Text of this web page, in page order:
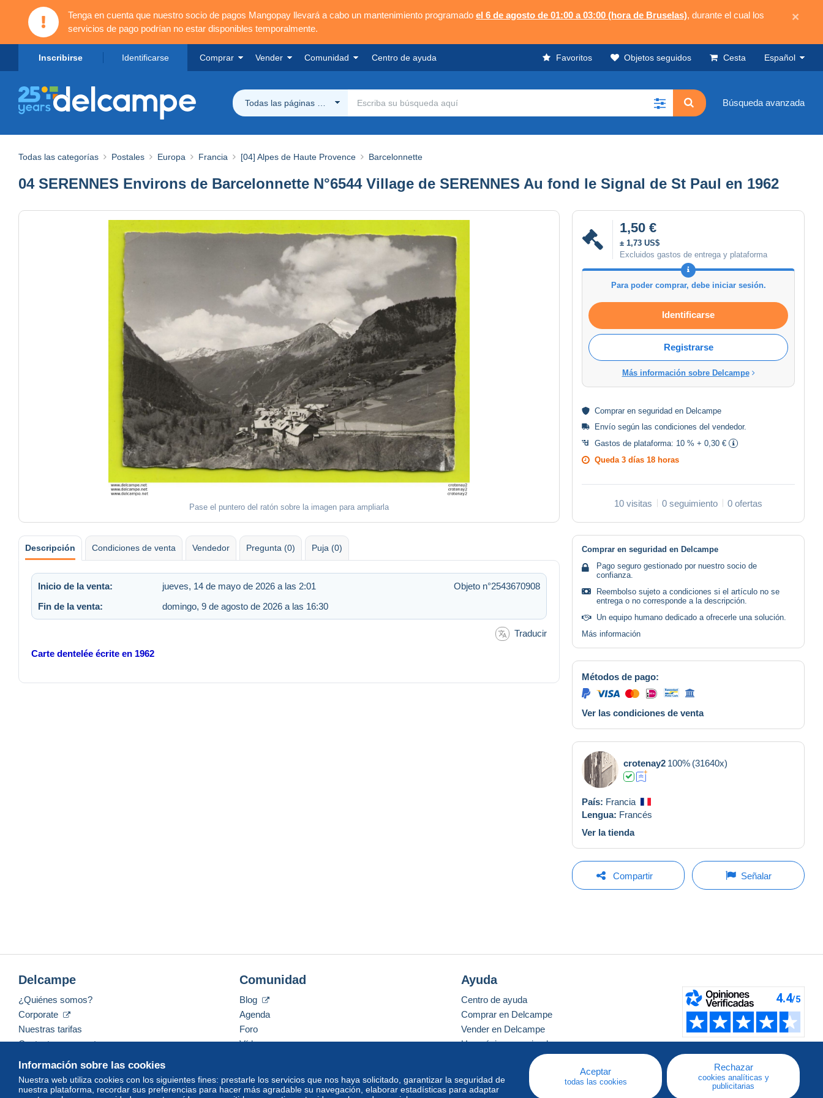
Tenga en cuenta que nuestro socio de pagos Mangopay llevará a cabo un mantenimiento programado el 6 de agosto de 01:00 a 03:00 (hora de Bruselas), durante el cual los
servicios de pago podrían no estar disponibles temporalmente.
×
Inscribirse Identificarse Comprar Vender Comunidad Centro de ayuda Favoritos Objetos seguidos Cesta Español
Todas las páginas Delcampe Búsqueda avanzada
Todas las categorías Postales Europa Francia [04] Alpes de Haute Provence Barcelonnette
04 SERENNES Environs de Barcelonnette N°6544 Village de SERENNES Au fond le Signal de St Paul en 1962
Pase el puntero del ratón sobre la imagen para ampliarla
1,50 €
± 1,73 US$
Excluidos gastos de entrega y plataforma
Para poder comprar, debe iniciar sesión.
Identificarse
Registrarse
Más información sobre Delcampe
Comprar en seguridad en Delcampe
Envío según las condiciones del vendedor.
Gastos de plataforma: 10 % + 0,30 €
Queda 3 días 18 horas
10 visitas 0 seguimiento 0 ofertas
Descripción Condiciones de venta Vendedor Pregunta (0) Puja (0)
Inicio de la venta: jueves, 14 de mayo de 2026 a las 2:01
Objeto n°2543670908
Fin de la venta:
domingo, 9 de agosto de 2026 a las 16:30
Traducir
Carte dentelée écrite en 1962
Comprar en seguridad en Delcampe
Pago seguro gestionado por nuestro socio de
confianza.
Reembolso sujeto a condiciones si el artículo no se
entrega o no corresponde a la descripción.
Un equipo humano dedicado a ofrecerle una solución.
Más información
Métodos de pago:
Ver las condiciones de venta
crotenay2 100% (31640x)
País: Francia
Lengua: Francés
Ver la tienda
Compartir Señalar
Información sobre las cookies
Nuestra web utiliza cookies con los siguientes fines: prestarle los servicios que nos haya solicitado, garantizar la seguridad de
nuestra plataforma, recordar sus preferencias para hacer más agradable su navegación, elaborar estadísticas para adaptar
Aceptar
todas las cookies
Rechazar
cookies analíticas y
publicitarias
Delcampe
¿Quiénes somos?
Corporate
Nuestras tarifas
Contacte con nosotros
Comunidad
Blog
Agenda
Foro
Vídeos
Ayuda
Centro de ayuda
Comprar en Delcampe
Vender en Delcampe
Una página securizada
Español USD America/Indiana/Vevay Modo estándar